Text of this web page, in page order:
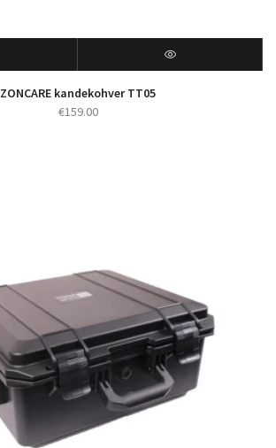
ZONCARE kandekohver TT05
€159.00